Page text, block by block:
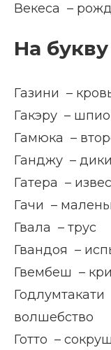
Векеса –
На
Газини –
Гакэру –
Гамюка –
Ганджу –
Гатера –
Гачи –
Гвала – трус
Гвандоя –
Гвембеш –
волшебство
Готто –